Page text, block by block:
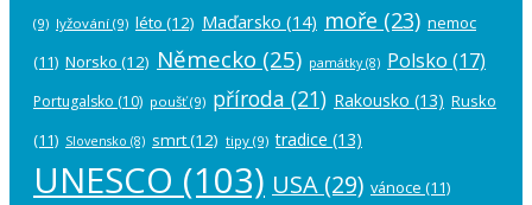
(9) lyžování (9) léto (12) Maďarsko (14) moře (23) nemoc
(11) Norsko (12) Německo (25) památky(8) Polsko (17)
Portugalsko (10) poušť(9) příroda (21) Rakousko (13) Rusko
(11) Slovensko (8) smrt(12) tipy (9) tradice (13)
UNESCO (103) USA (29) vánoce (11)